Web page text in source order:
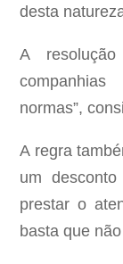
desta
A
normas”,
A regra
um
prestar o
basta que